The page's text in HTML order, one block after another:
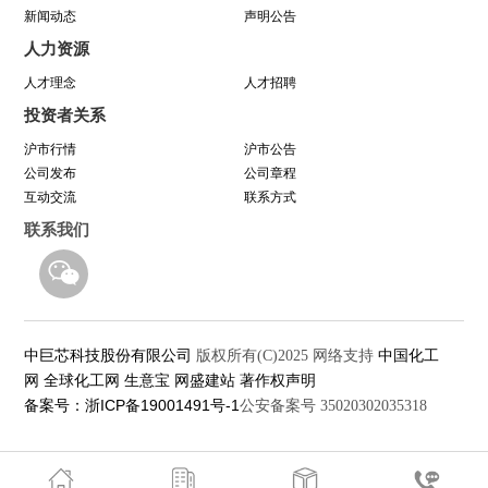
因为靠谱 所以信赖 | 中巨芯《芯谱》发布会
暨“靠谱2025-2027”落地规划启动仪式
中巨芯参展SEMICON China 2021
新闻动态 声明公告
人力资源
人才理念 人才招聘
投资者关系
沪市行情
沪市公告
公司发布
公司章程
互动交流
联系方式
联系我们
中巨芯科技股份有限公司 版权所有(C)2025 网络支持 中国化工
网 全球化工网 生意宝 网盛建站 著作权声明
备案号：浙ICP备19001491号-1公安备案号 35020302035318